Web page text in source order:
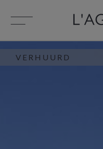
VERHUURD